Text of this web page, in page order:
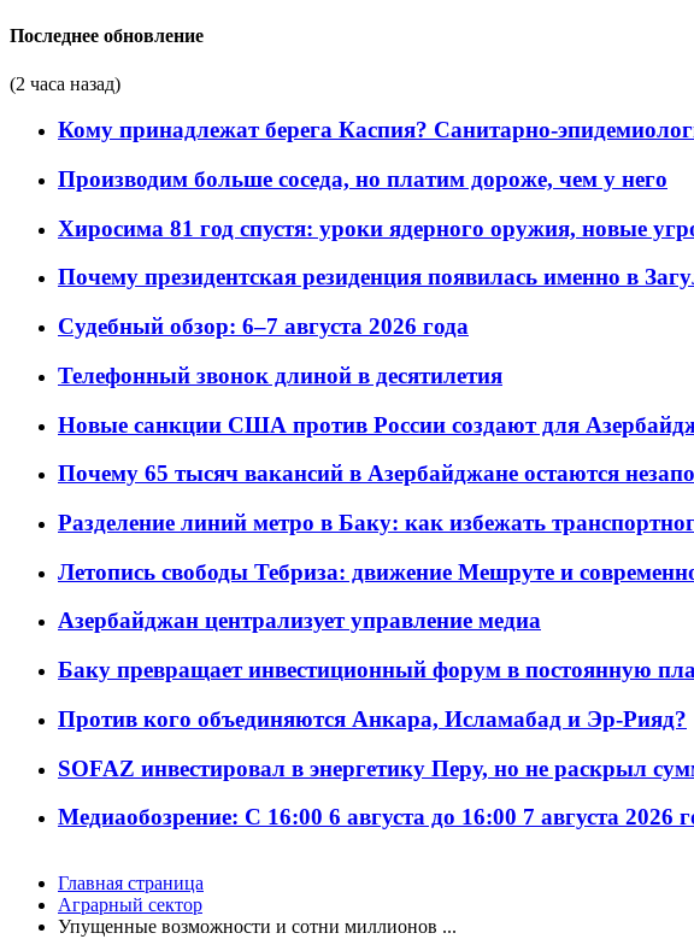
Последнее обновление
(2 часа назад)
Кому принадлежат берега Каспия? Санитарно-
Производим больше соседа, но платим дороже, чем у него
Хиросима 81 год спустя: уроки ядерного оружия, новые
Почему президентская резиденция появилась именно в
Судебный обзор: 6–7 августа 2026 года
Телефонный звонок длиной в десятилетия
Новые санкции США против России создают для
Почему 65 тысяч вакансий в Азербайджане остаются
Разделение линий метро в Баку: как избежать
Летопись свободы Тебриза: движение Мешруте и
Азербайджан централизует управление медиа
Баку превращает инвестиционный форум в постоянную
Против кого объединяются Анкара, Исламабад и Эр-Рияд?
SOFAZ инвестировал в энергетику Перу, но не раскрыл
Медиаобозрение: С 16:00 6 августа до 16:00 7 августа 2026
Главная страница
Аграрный сектор
Упущенные возможности и сотни миллионов ...